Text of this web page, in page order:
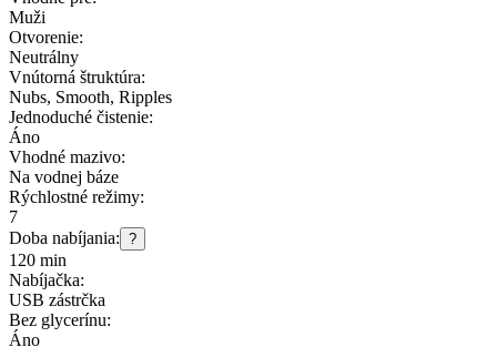
Muži
Otvorenie:
Neutrálny
Vnútorná štruktúra:
Nubs, Smooth, Ripples
Jednoduché čistenie:
Áno
Vhodné mazivo:
Na vodnej báze
Rýchlostné režimy:
7
Doba nabíjania: ?
120 min
Nabíjačka:
USB zástrčka
Bez glycerínu:
Áno